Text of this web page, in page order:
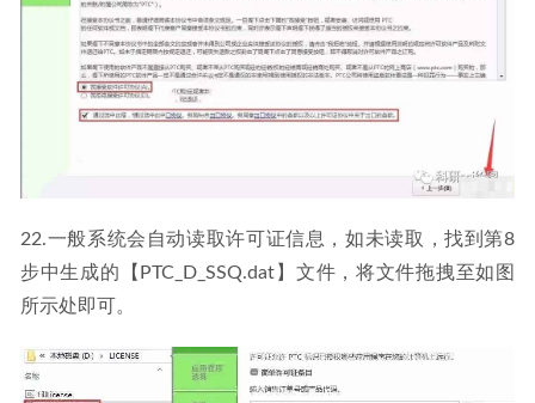
22.一般系统会自动读取许可证信息，如未读取，找到第8
步中生成的【PTC_D_SSQ.dat】文件，将文件拖拽至如图
所示处即可。